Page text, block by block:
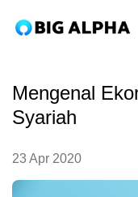
Mengenal
Syariah
23 Apr 2020